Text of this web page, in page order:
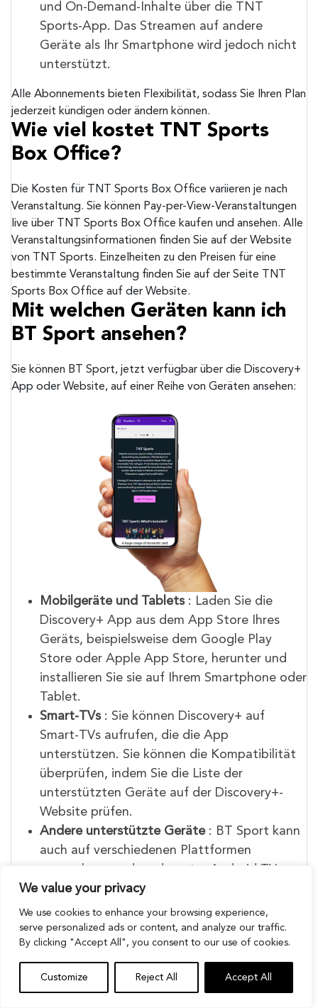
We value your privacy
We use cookies to enhance your browsing experience,
serve personalized ads or content, and analyze our traffic.
By clicking "Accept All", you consent to our use of cookies.
Customize Reject All Accept All
und On-Demand-Inhalte über die TNT
Sports-App. Das Streamen auf andere
Geräte als Ihr Smartphone wird jedoch nicht
unterstützt.
Alle Abonnements bieten Flexibilität, sodass Sie Ihren Plan
jederzeit kündigen oder ändern können.
Wie viel kostet TNT Sports
Box Office?
Die Kosten für TNT Sports Box Office variieren je nach
Veranstaltung. Sie können Pay-per-View-Veranstaltungen
live über TNT Sports Box Office kaufen und ansehen. Alle
Veranstaltungsinformationen finden Sie auf der Website
von TNT Sports. Einzelheiten zu den Preisen für eine
bestimmte Veranstaltung finden Sie auf der Seite TNT
Sports Box Office auf der Website.
Mit welchen Geräten kann ich
BT Sport ansehen?
Sie können BT Sport, jetzt verfügbar über die Discovery+
App oder Website, auf einer Reihe von Geräten ansehen:
Mobilgeräte und Tablets: Laden Sie die
Discovery+ App aus dem App Store Ihres
Geräts, beispielsweise dem Google Play
Store oder Apple App Store, herunter und
installieren Sie sie auf Ihrem Smartphone oder
Tablet.
Smart-TVs: Sie können Discovery+ auf
Smart-TVs aufrufen, die die App
unterstützen. Sie können die Kompatibilität
überprüfen, indem Sie die Liste der
unterstützten Geräte auf der Discovery+-
Website prüfen.
Andere unterstützte Geräte: BT Sport kann
auch auf verschiedenen Plattformen
angesehen werden, darunter Android TV,
Apple TV, Fire TV, Amazon Fire Smart TVs,
Samsung Smart TVs und Roku.
Laden Sie die Discovery+ App herunter oder besuchen Sie
streamen.
Lohnt sich TNT Sport?